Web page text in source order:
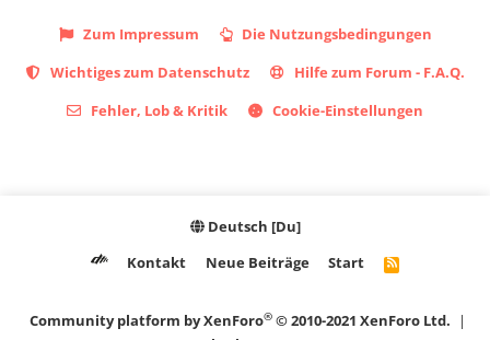
Zum Impressum
Die Nutzungsbedingungen
Wichtiges zum Datenschutz
Hilfe zum Forum - F.A.Q.
Fehler, Lob & Kritik
Cookie-Einstellungen
Deutsch [Du]
Kontakt
Neue Beiträge Start
R
Community platform by XenForo® © 2010-2021 XenForo Ltd.
|